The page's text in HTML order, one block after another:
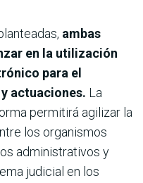
ambas
en la utilización
para el
actuaciones. La
permitirá agilizar la
los organismos
administrativos y
judicial en los